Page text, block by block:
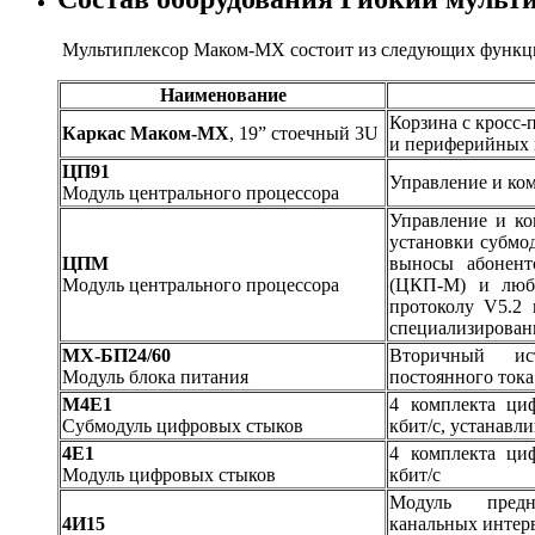
Мультиплексор Маком-МХ состоит из следующих
Наименование
Каркас Маком-MX, 19” стоечный 3U
Корзина с
и периферийных
ЦП91
Модуль центрального процессора
Управление и
ЦПМ
Модуль центрального процессора
Управление и
установки
выносы
(ЦКП-М) и
протоколу
МX-БП24/60
Модуль блока питания
Вторичный
постоянного
М4Е1
Субмодуль цифровых стыков
4 комплекта
кбит/с,
4Е1
Модуль цифровых стыков
4 комплекта
кбит/с
4И15
Модуль
канальных